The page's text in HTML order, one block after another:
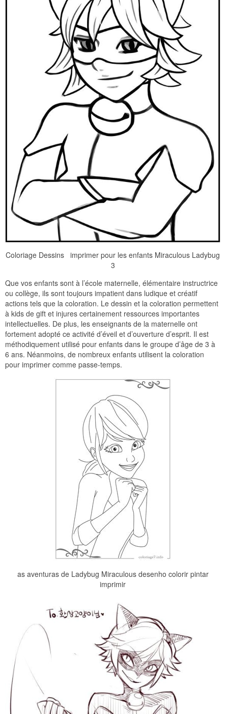
Coloriage Dessins imprimer pour les enfants Miraculous Ladybug
3
Que vos enfants sont à l’école maternelle, élémentaire instructrice
ou collège, ils sont toujours impatient dans ludique et créatif
actions tels que la coloration. Le dessin et la coloration permettent
à kids de gift et injures certainement ressources importantes
intellectuelles. De plus, les enseignants de la maternelle ont
fortement adopté ce activité d’éveil et d’ouverture d’esprit. Il est
méthodiquement utilisé pour enfants dans le groupe d’âge de 3 à
6 ans. Néanmoins, de nombreux enfants utilisent la coloration
pour imprimer comme passe-temps.
as aventuras de Ladybug Miraculous desenho colorir pintar
imprimir